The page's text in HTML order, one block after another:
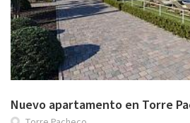
Nuevo apartamento en Torre